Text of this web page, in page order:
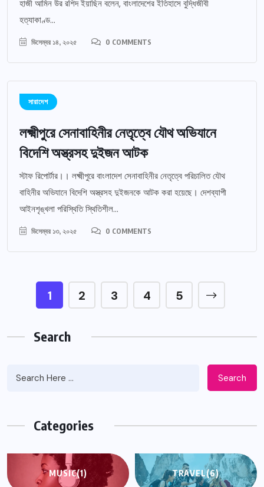
হাজী আমিন উর রশিদ ইয়াছিন বলেন, বাংলাদেশের ইতিহাসে বুদ্ধিজীবী
হত্যাকাণ্ড...
ডিসেম্বর ১৪, ২০২৫ 0 COMMENTS
সারাদেশ
লক্ষ্মীপুরে সেনাবাহিনীর নেতৃত্বে যৌথ অভিযানে
বিদেশি অস্ত্রসহ দুইজন আটক
স্টাফ রিপোর্টার।। লক্ষ্মীপুরে বাংলাদেশ সেনাবাহিনীর নেতৃত্বে পরিচালিত যৌথ
বাহিনীর অভিযানে বিদেশি অস্ত্রসহ দুইজনকে আটক করা হয়েছে। দেশব্যাপী
আইনশৃঙ্খলা পরিস্থিতি স্থিতিশীল...
ডিসেম্বর ১৩, ২০২৫ 0 COMMENTS
1 2 3 4 5
Search
Search
Categories
MUSIC(1) TRAVEL(6)